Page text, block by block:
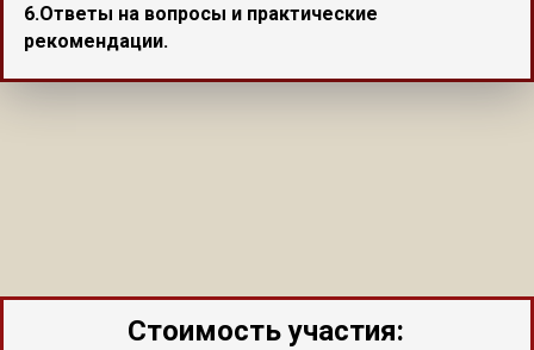
6.Ответы на вопросы и практические
рекомендации.
Стоимость участия: